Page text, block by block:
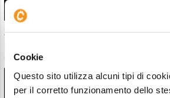
Cookie
Questo sito utilizza alcuni tipi di
per il corretto funzionamento dello
30 milioni in crypto rubate con
06/08/26 18:17